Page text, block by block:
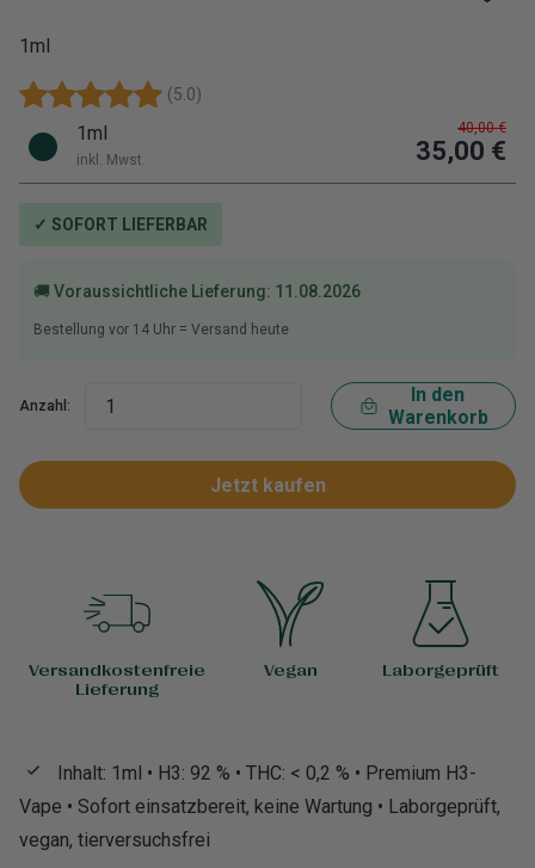
1ml
(5.0)
1ml
inkl. Mwst.
40,00 €
35,00 €
✓ SOFORT LIEFERBAR
🚚 Voraussichtliche Lieferung: 11.08.2026
Bestellung vor 14 Uhr = Versand heute
Anzahl:
In den
Warenkorb
Jetzt kaufen
Versandkostenfreie
Lieferung
Vegan Laborgeprüft
Inhalt: 1ml • H3: 92 % • THC: < 0,2 % • Premium H3-
Vape • Sofort einsatzbereit, keine Wartung • Laborgeprüft,
vegan, tierversuchsfrei